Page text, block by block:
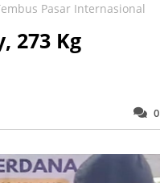
Pasar Internasional
273 Kg
0